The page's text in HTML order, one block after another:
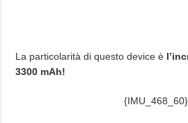
La particolarità di questo device è
3300 mAh!
{IMU_468_60}